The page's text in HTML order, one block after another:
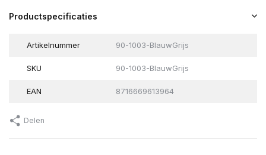
Productspecificaties
Artikelnummer 90-1003-BlauwGrijs
SKU 90-1003-BlauwGrijs
EAN 8716669613964
Delen